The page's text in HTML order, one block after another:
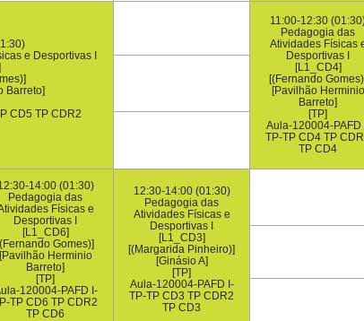
e Desportivas I
Barreto]
CD5 TP CDR2
11:00-12:30
Pedagogia das
Atividades Físicas
Desportivas I
[L1_CD4]
[(Fernando
[Pavilhão Herminio
Barreto]
[TP]
Aula-120004-PAFD
TP-TP CD4 TP
TP CD4
14:00 (01:30)
Pedagogia das
Físicas e
Desportivas I
[L1_CD6]
Gomes)]
[Pavilhão Herminio
Barreto]
[TP]
120004-PAFD I-
TP CD6 TP CDR2
TP CD6
12:30-14:00 (01:30)
Pedagogia das
Atividades Físicas e
Desportivas I
[L1_CD3]
[(Margarida Pinheiro)]
[Ginásio A]
[TP]
Aula-120004-PAFD I-
TP-TP CD3 TP CDR2
TP CD3